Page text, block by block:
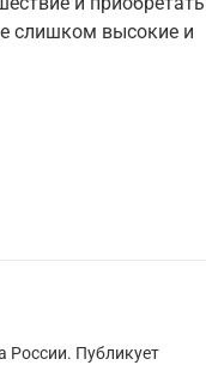
слишком высокие и
России. Публикует